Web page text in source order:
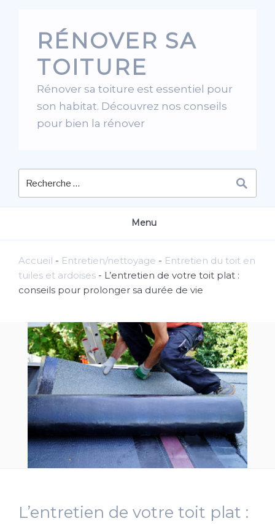
RÉNOVER SA
TOITURE
Rénover sa toiture est essentiel pour
son habitat. Découvrez nos conseils
pour bien la rénover
Menu
Accueil - Entretien/nettoyage - Entretien du toit en
tuiles et ardoises - L’entretien de votre toit plat :
conseils pour prolonger sa durée de vie
L’entretien de votre toit plat :